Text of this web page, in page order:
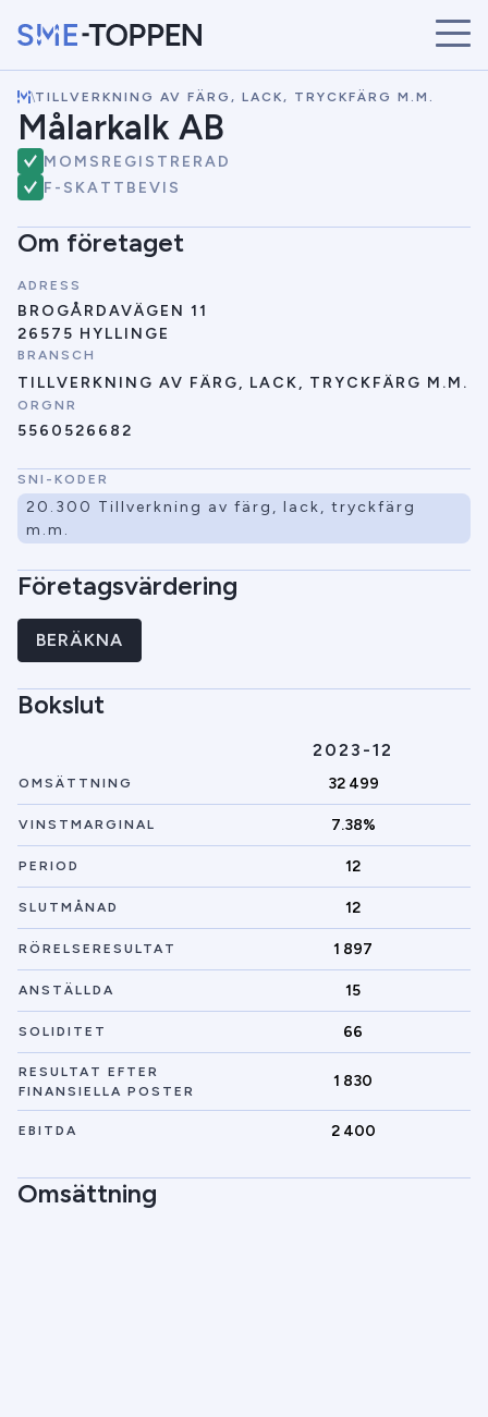
START
ÅRETS VINNARE
BRANSCHER
SÖK
NYHETER
\TILLVERKNING AV FÄRG, LACK, TRYCKFÄRG M.M.
Målarkalk AB
MOMSREGISTRERAD
F-SKATTBEVIS
Om företaget
ADRESS
BROGÅRDAVÄGEN 11
26575 HYLLINGE
BRANSCH
TILLVERKNING AV FÄRG, LACK, TRYCKFÄRG M.M.
ORGNR
5560526682
SNI-KODER
20.300 Tillverkning av färg, lack, tryckfärg
m.m.
Företagsvärdering
BERÄKNA
Bokslut
2023-12
OMSÄTTNING 32 499
VINSTMARGINAL 7.38%
PERIOD 12
SLUTMÅNAD 12
RÖRELSERESULTAT 1 897
ANSTÄLLDA 15
SOLIDITET 66
RESULTAT EFTER
FINANSIELLA POSTER
1 830
EBITDA 2 400
Omsättning